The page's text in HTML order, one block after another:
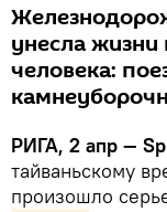
унесла
человека:
РИГА, 2 апр —
тайваньскому
произошло